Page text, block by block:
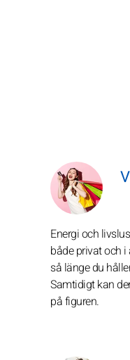
Energi och
både privat och
så länge du
Samtidigt kan
på figuren.